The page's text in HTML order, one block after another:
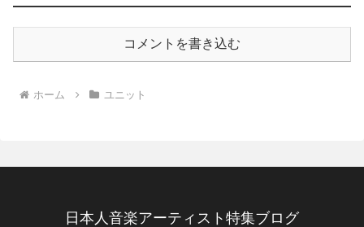
コメントを書き込む
ホーム ユニット
日本人音楽アーティスト特集ブログ